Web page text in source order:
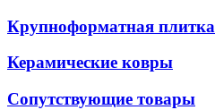
Крупноформатная плитка
Керамические ковры
Сопутствующие товары